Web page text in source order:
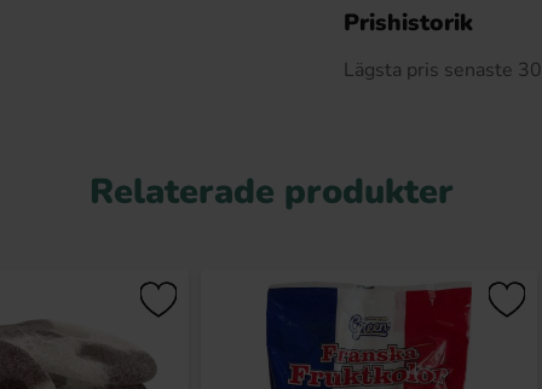
Prishistorik
Lägsta pris senaste
Relaterade produkter